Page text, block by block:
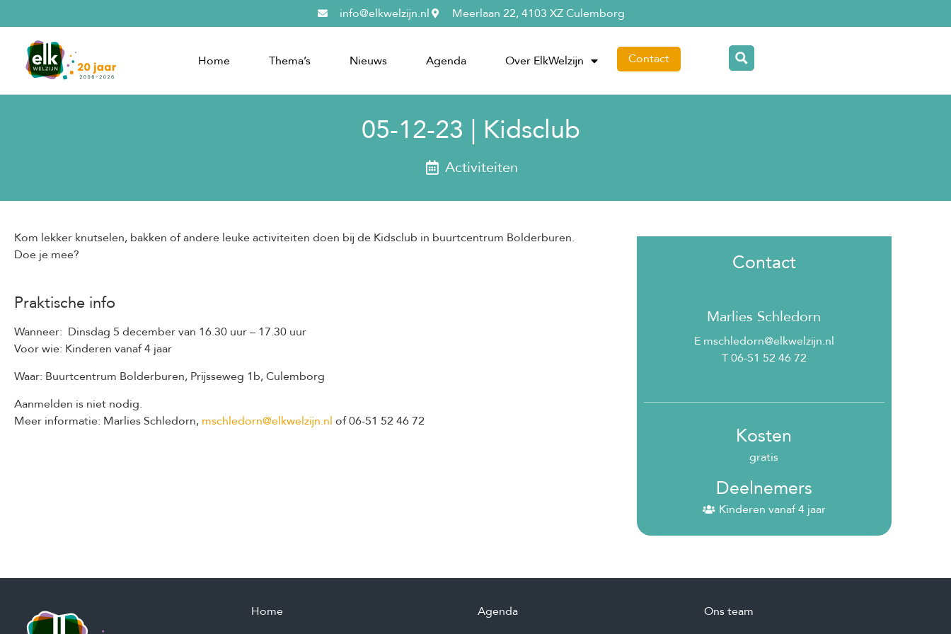
info@elkwelzijn.nl Meerlaan 22, 4103 XZ Culemborg
Home Thema’s Nieuws Agenda Over ElkWelzijn Contact
05-12-23 | Kidsclub
Activiteiten
Kom lekker knutselen, bakken of andere leuke activiteiten doen bij de Kidsclub in buurtcentrum Bolderburen.
Doe je mee?
Praktische info
Wanneer: Dinsdag 5 december van 16.30 uur – 17.30 uur
Voor wie: Kinderen vanaf 4 jaar
Waar: Buurtcentrum Bolderburen, Prijsseweg 1b, Culemborg
Aanmelden is niet nodig.
Meer informatie: Marlies Schledorn, mschledorn@elkwelzijn.nl of 06-51 52 46 72
Contact
Marlies Schledorn
E mschledorn@elkwelzijn.nl
T 06-51 52 46 72
Kosten
gratis
Deelnemers
Kinderen vanaf 4 jaar
Home Agenda Ons team